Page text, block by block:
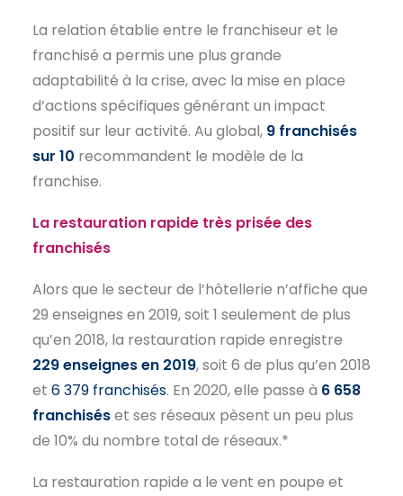
La relation établie entre le franchiseur et le
franchisé a permis une plus grande
adaptabilité à la crise, avec la mise en place
d’actions spécifiques générant un impact
positif sur leur activité. Au global, 9 franchisés
sur 10 recommandent le modèle de la
franchise.
La restauration rapide très prisée des
franchisés
Alors que le secteur de l’hôtellerie n’affiche que
29 enseignes en 2019, soit 1 seulement de plus
qu’en 2018, la restauration rapide enregistre
229 enseignes en 2019, soit 6 de plus qu’en 2018
et 6 379 franchisés. En 2020, elle passe à 6 658
franchiséset ses réseaux pèsent un peu plus
de 10% du nombre total de réseaux.*
La restauration rapide a le vent en poupe et